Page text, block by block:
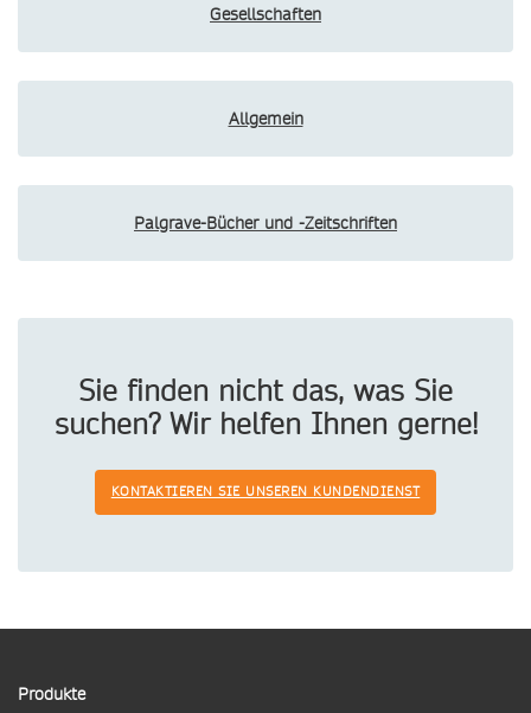
Gesellschaften
Allgemein
Palgrave-Bücher und -Zeitschriften
Sie finden nicht das, was Sie
suchen? Wir helfen Ihnen gerne!
KONTAKTIEREN SIE UNSEREN KUNDENDIENST
Produkte